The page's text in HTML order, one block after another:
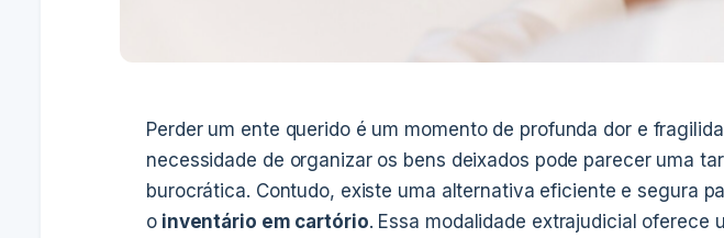
Perder um ente querido é um momento de profunda dor e
necessidade de organizar os bens deixados pode parecer uma
burocrática. Contudo, existe uma alternativa eficiente e segura
oinventário em cartório. Essa modalidade extrajudicial oferece